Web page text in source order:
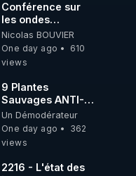
Conférence sur
les ondes
électromagnétiques
par Grégoire
Caustru et Bart de
Nicolas BOUVIER
One day ago
610
views
9 Plantes
Sauvages ANTI-
FAMINE: ces
Ressources
Haies
Un Démodérateur
One day ago
362
views
2216 - L'état des